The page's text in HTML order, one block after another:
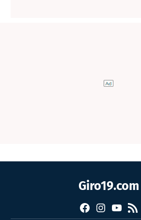
Giro19.com
Facebook
Instagram
YouTube
RSS